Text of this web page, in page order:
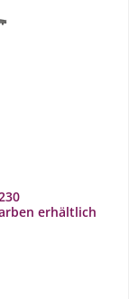
erhältlich